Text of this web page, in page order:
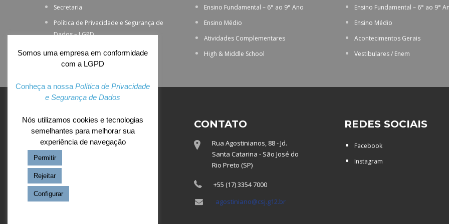
Secretaria
Política de Privacidade e Segurança de
Dados – LGPD
Ensino Fundamental – 6° ao 9° Ano
Ensino Médio
Atividades Complementares
High & Middle School
Ensino Fundamental – 6° ao 9°
Ensino Médio
Acontecimentos Gerais
Vestibulares / Enem
ACESSO EXCLUSIVO
Webmail
Totvs
CONTATO
Rua Agostinianos, 88 - Jd.
Santa Catarina - São José do
Rio Preto (SP)
+55 (17) 3354 7000
agostiniano@csj.g12.br
REDES SOCIAIS
Facebook
Instagram
Somos uma empresa em conformidade
com a LGPD
Conheça a nossa Política de Privacidade
e Segurança de Dados
Nós utilizamos cookies e tecnologias
semelhantes para melhorar sua
experiência de navegação
Permitir
Rejeitar
Configurar